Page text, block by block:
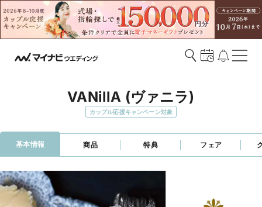
VANillA (ヴァニラ)
カップル応援キャンペーン対象
基本情報 商品 特典 フェア